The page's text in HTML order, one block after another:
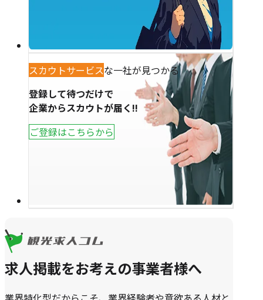
あなただけの特別な一社が見つかる
登録して待つだけで
企業からスカウトが届く!!
ご登録はこちらから
スカウトサービス
求人掲載をお考えの事業者様へ